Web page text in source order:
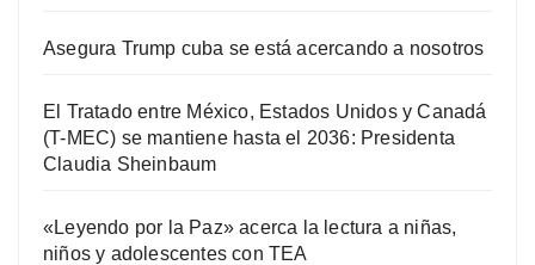
Asegura Trump cuba se está acercando a nosotros
El Tratado entre México, Estados Unidos y Canadá
(T-MEC) se mantiene hasta el 2036: Presidenta
Claudia Sheinbaum
«Leyendo por la Paz» acerca la lectura a niñas,
niños y adolescentes con TEA